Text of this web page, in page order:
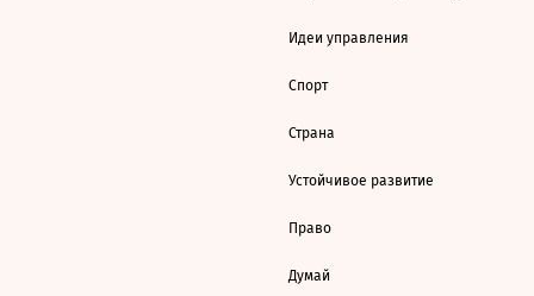
Идеи управления
Спорт
Страна
Устойчивое развитие
Право
Думай